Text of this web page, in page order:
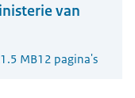
van
1.5 MB12 pagina's